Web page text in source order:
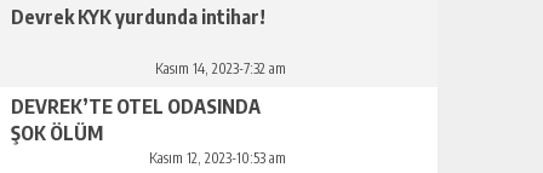
Devrek KYK yurdunda intihar!
Kasım 14, 2023-7:32 am
DEVREK’TE OTEL ODASINDA
ŞOK ÖLÜM
Kasım 12, 2023-10:53 am